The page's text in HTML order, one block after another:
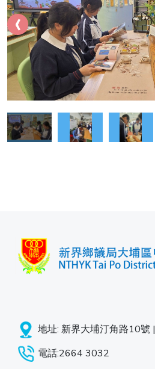
‹
地址: 新界大埔汀角路10號 |
電話:2664 3032